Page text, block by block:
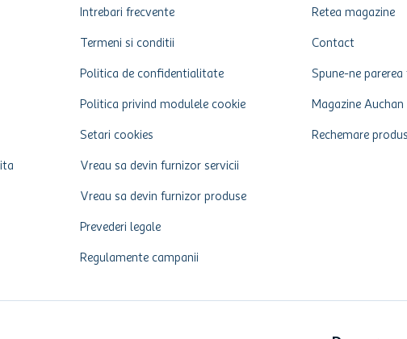
Intrebari frecvente
Termeni si conditii
Politica de confidentialitate
Politica privind modulele cookie
Setari cookies
Vreau sa devin furnizor servicii
Vreau sa devin furnizor produse
Prevederi legale
Regulamente campanii
Retea magazine
Contact
Spune-ne parerea
Magazine Auchan
Rechemare